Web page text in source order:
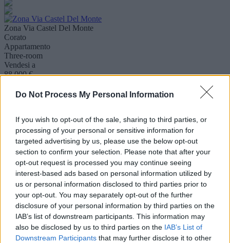
Do Not Process My Personal Information
If you wish to opt-out of the sale, sharing to third parties, or
processing of your personal or sensitive information for
targeted advertising by us, please use the below opt-out
section to confirm your selection. Please note that after your
opt-out request is processed you may continue seeing
interest-based ads based on personal information utilized by
us or personal information disclosed to third parties prior to
your opt-out. You may separately opt-out of the further
disclosure of your personal information by third parties on the
IAB’s list of downstream participants. This information may
also be disclosed by us to third parties on the IAB’s List of
Downstream Participants that may further disclose it to other
Zona Via Castel Del Monte
Corato
Appartamento
Three-room
Vendesi a
88.000 €
Visualizza dettaglio
Zona Via Dante
Corato
Appartamento
Three-room
Vendesi a
55.000 €
Appartamento al 3° piano suddiviso in 3 vani e acc. DOPPIA
ESPOSIZIONE
Visualizza dettaglio
Zona Via Castel Del Monte
Corato
Villa